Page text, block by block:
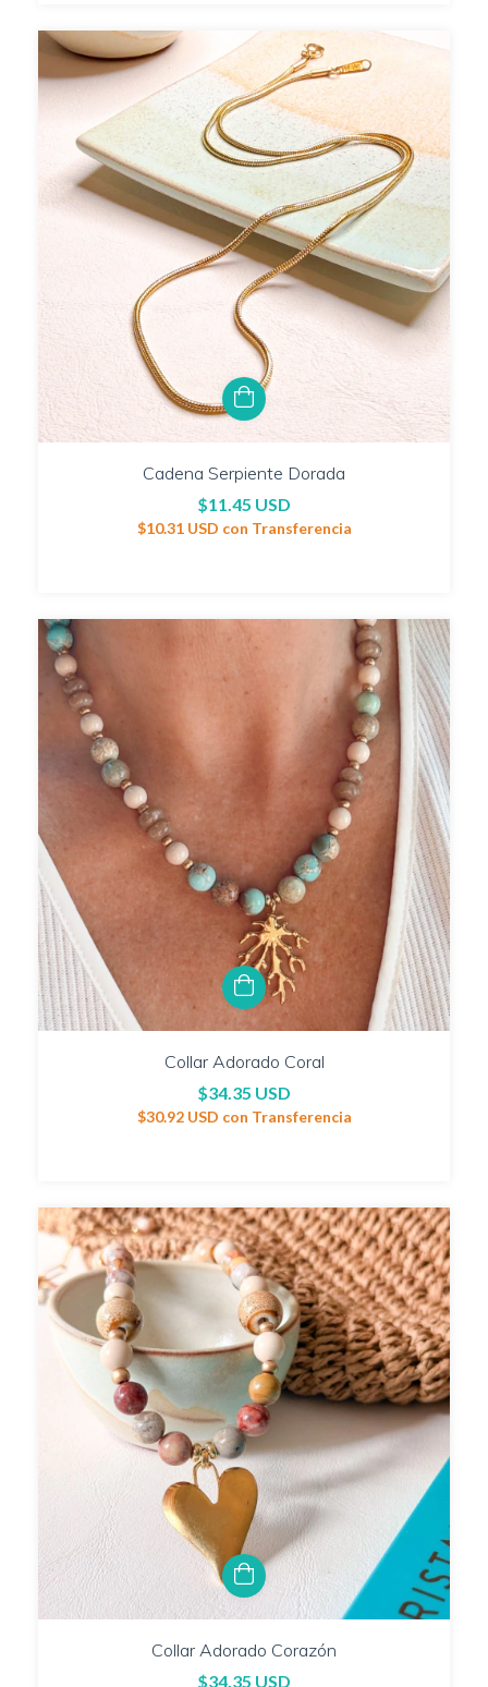
Cadena Serpiente Dorada
$11.45 USD
$10.31 USD con Transferencia
Collar Adorado Coral
$34.35 USD
$30.92 USD con Transferencia
Collar Adorado Corazón
$34.35 USD